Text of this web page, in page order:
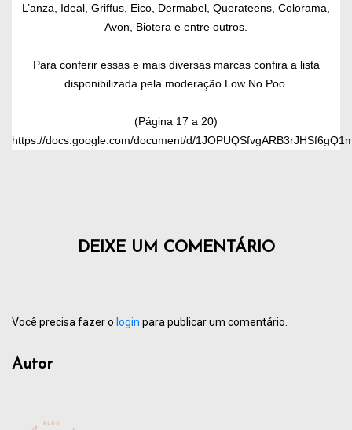
L’anza, Ideal, Griffus, Eico, Dermabel, Querateens, Colorama,
Avon, Biotera e entre outros.
Para conferir essas e mais diversas marcas confira a lista
disponibilizada pela moderação Low No Poo.
(Página 17 a 20)
https://docs.google.com/document/d/
DEIXE UM COMENTÁRIO
Você precisa fazer o login para publicar um comentário.
Autor